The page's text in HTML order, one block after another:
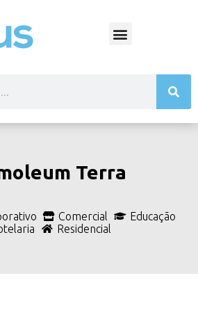
Terra
Comercial
Educação
Residencial